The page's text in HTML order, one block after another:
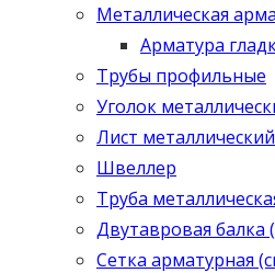
Металлическая
Арматура
Трубы профильные
Уголок
Лист металлический
Швеллер
Труба
Двутавровая балка
Сетка арматурная